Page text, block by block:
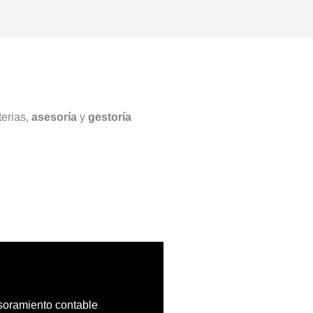
asesoría y gestoría
contable